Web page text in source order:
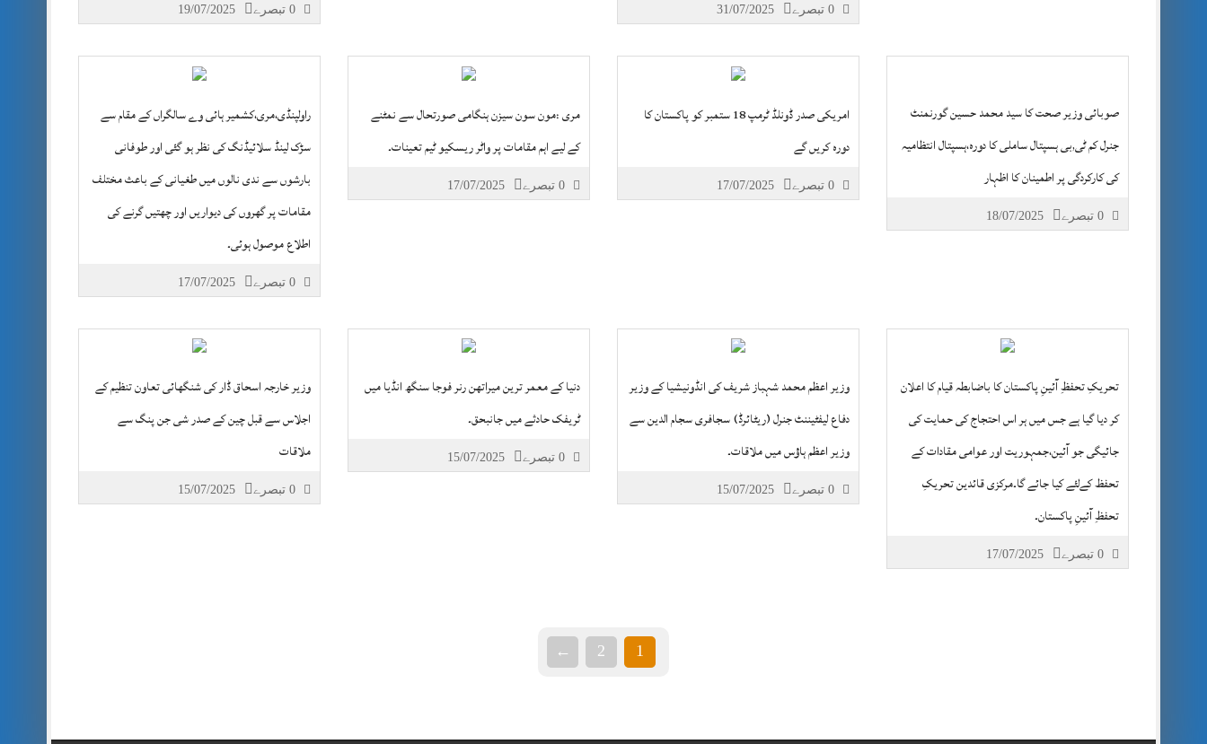
31/07/2025
19/07/2025
صوبائی وزیر صحت کا سید محمد حسین گورنمنٹ
جنرل کم ٹی,بی ہسپتال ساملی کا دورہ،ہسپتال انتظامیہ
کی کارکردگی پر اطمینان کا اظہار
18/07/2025
امریکی صدر ڈونلڈ ٹرمپ 18 ستمبر کو پاکستان کا
دورہ کریں گے
17/07/2025
مری :مون سون سیزن ہنگامی صورتحال سے نمٹنے
کے لیے اہم مقامات پر واٹر ریسکیو ٹیم تعینات۔
17/07/2025
راولپنڈی،مری،کشمیر ہائی وے سالگراں کے مقام سے
سڑک لینڈ سلائیڈنگ کی نظر ہو گئی اور طوفانی
بارشوں سے ندی نالوں میں طغیانی کے باعث مختلف
مقامات پر گھروں کی دیواریں اور چھتیں گرنے کی
اطلاع موصول ہوئی۔
17/07/2025
تحریکِ تحفظِ آئینِ پاکستان کا باضابطہ قیام کا اعلان
کر دیا گیا ہے جس میں ہر اس احتجاج کی حمایت کی
جائیگی جو آئین،جمہوریت اور عوامی مقادات کے
تحفظ کےلئے کیا جائے گا۔مرکزی قائدین تحریکِ
تحفظِ آئینِ پاکستان۔
17/07/2025
وزیر اعظم محمد شہباز شریف کی انڈونیشیا کے وزیر
دفاع لیفٹیننٹ جنرل (ریٹائرڈ) سجافری سجام الدین سے
وزیر اعظم ہاؤس میں ملاقات۔
15/07/2025
دنیا کے معمر ترین میراتھن رنر فوجا سنگھ انڈیا میں
ٹریفک حادثے میں جانبحق۔
15/07/2025
وزیر خارجہ اسحاق ڈار کی شنگھائی تعاون تنظیم کے
اجلاس سے قبل چین کے صدر شی جن پنگ سے
ملاقات
15/07/2025
1
2
←